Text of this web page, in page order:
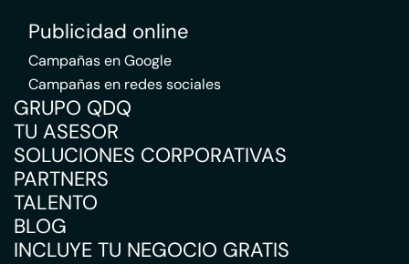
Publicidad online
Campañas en Google
Campañas en redes sociales
GRUPO QDQ
TU ASESOR
SOLUCIONES CORPORATIVAS
PARTNERS
TALENTO
BLOG
INCLUYE TU NEGOCIO GRATIS